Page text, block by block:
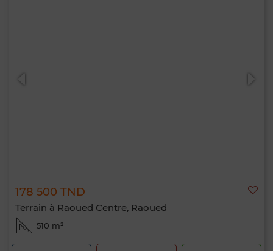
178 500 TND
Terrain à Raoued Centre, Raoued
510 m²